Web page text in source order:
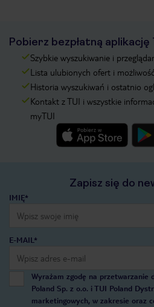
Pobierz bezpłatną aplikację
Szybkie wyszukiwanie i
Lista ulubionych ofert i
Historia wyszukiwań i ostatnio
Kontakt z TUI i wszystkie
myTUI
Zapisz się do
IMIĘ*
E-MAIL*
Wyrażam zgodę na przetwarzanie
Poland Sp. z o.o. i TUI Poland
marketingowych, w zakresie oraz